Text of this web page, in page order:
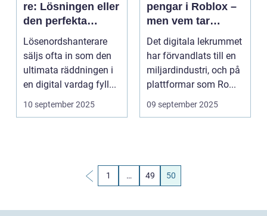
re: Lösningen eller
den perfekta
honungsfällan?
Lösenordshanterare
säljs ofta in som den
ultimata räddningen i
en digital vardag fyll...
10 september 2025
pengar i Roblox –
men vem tar
skatten?
Det digitala lekrummet
har förvandlats till en
miljardindustri, och på
plattformar som Ro...
09 september 2025
1 … 49 50